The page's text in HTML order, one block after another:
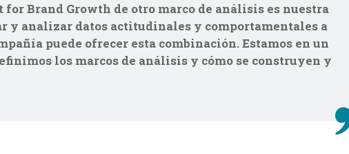
Brand Growth de otro marco de análisis es nuestra
y analizar datos actitudinales y comportamentales a
puede ofrecer esta combinación. Estamos en un
los marcos de análisis y cómo se construyen y